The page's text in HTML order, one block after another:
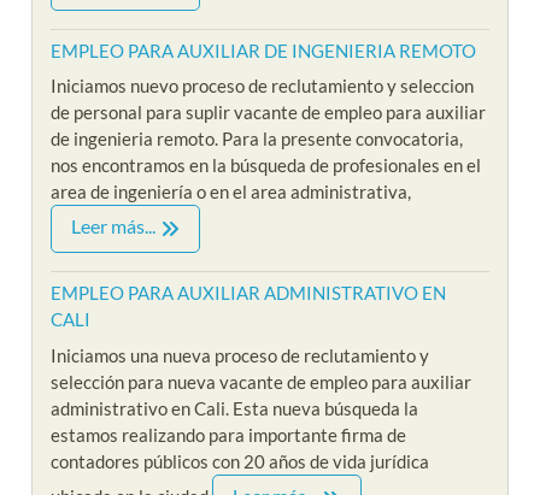
EMPLEO PARA AUXILIAR DE INGENIERIA REMOTO
Iniciamos nuevo proceso de reclutamiento y seleccion
de personal para suplir vacante de empleo para auxiliar
de ingenieria remoto. Para la presente convocatoria,
nos encontramos en la búsqueda de profesionales en el
area de ingeniería o en el area administrativa,
Leer más...
EMPLEO PARA AUXILIAR ADMINISTRATIVO EN
CALI
Iniciamos una nueva proceso de reclutamiento y
selección para nueva vacante de empleo para auxiliar
administrativo en Cali. Esta nueva búsqueda la
estamos realizando para importante firma de
contadores públicos con 20 años de vida jurídica